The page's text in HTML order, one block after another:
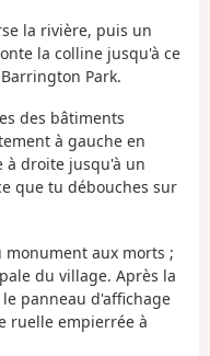
la rivière, puis un
la colline jusqu'à ce
Park.
des bâtiments
à gauche en
à droite jusqu'à un
que tu débouches sur
monument aux morts ;
du village. Après la
panneau d'affichage
ruelle empierrée à